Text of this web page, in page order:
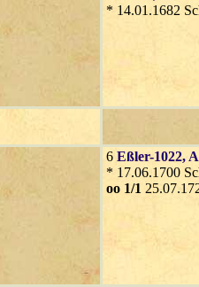
* 14.01.1682
6 Eßler-1022,
* 17.06.1700
oo 1/1